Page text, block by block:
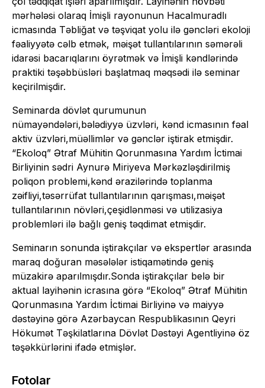
mərhələsi olaraq İmişli rayonunun Hacalmuradlı
icmasında Təbliğat və təşviqat yolu ilə gəncləri ekoloji
fəaliyyətə cəlb etmək, məişət tullantılarının səmərəli
idarəsi bacarıqlarını öyrətmək və İmişli kəndlərində
praktiki təşəbbüsləri başlatmaq məqsədi ilə seminar
keçirilmişdir.
Seminarda dövlət qurumunun
nümayəndələri,bələdiyyə üzvləri, kənd icmasının fəal
aktiv üzvləri,müəllimlər və gənclər iştirak etmişdir.
“Ekoloq” Ətraf Mühitin Qorunmasına Yardım İctimai
Birliyinin sədri Aynurə Miriyeva Mərkəzləşdirilmiş
poliqon problemi,kənd ərazilərində toplanma
zəifliyi,təsərrüfat tullantılarının qarışması,məişət
tullantılarının növləri,çeşidlənməsi və utilizasiya
problemləri ilə bağlı geniş təqdimat etmişdir.
Seminarın sonunda iştirakçılar və ekspertlər arasında
maraq doğuran məsələlər istiqamətində geniş
müzakirə aparılmışdır.Sonda iştirakçılar belə bir
aktual layihənin icrasına görə “Ekoloq” Ətraf Mühitin
Qorunmasına Yardım İctimai Birliyinə və maiyyə
dəstəyinə görə Azərbaycan Respublikasının Qeyri
Hökumət Təşkilatlarına Dövlət Dəstəyi Agentliyinə öz
təşəkkürlərini ifadə etmişlər.
Fotolar